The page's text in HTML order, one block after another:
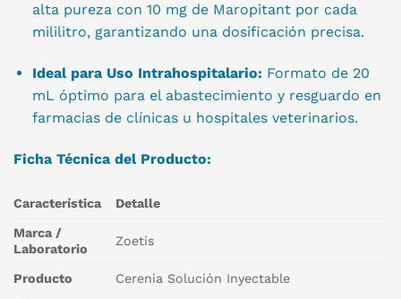
alta pureza con 10 mg de Maropitant por cada
mililitro, garantizando una dosificación precisa.
Ideal para Uso Intrahospitalario: Formato de 20
mL óptimo para el abastecimiento y resguardo en
farmacias de clínicas u hospitales veterinarios.
Ficha Técnica del Producto:
Característica Detalle
Marca /
Laboratorio
Zoetis
Producto Cerenia Solución Inyectable